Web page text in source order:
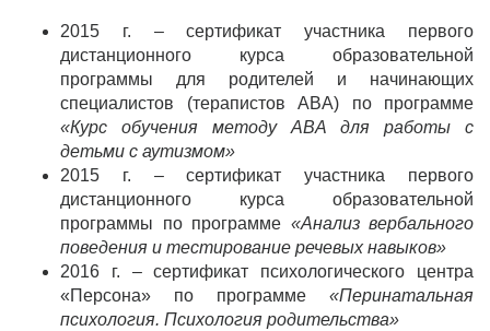
2015 г. – сертификат участника первого
дистанционного курса образовательной
программы для родителей и начинающих
специалистов (терапистов ABA) по программе
«Курс обучения методу ABA для работы с
детьми с аутизмом»
2015 г. – сертификат участника первого
дистанционного курса образовательной
программы по программе «Анализ вербального
поведения и тестирование речевых навыков»
2016 г. – сертификат психологического центра
«Персона» по программе «Перинатальная
психология. Психология родительства»